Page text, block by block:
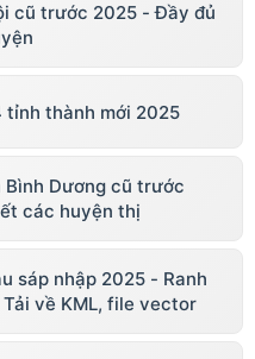
cũ trước 2025 - Đầy đủ
tỉnh thành mới 2025
Bình Dương cũ trước
các huyện thị
sáp nhập 2025 - Ranh
về KML, file vector